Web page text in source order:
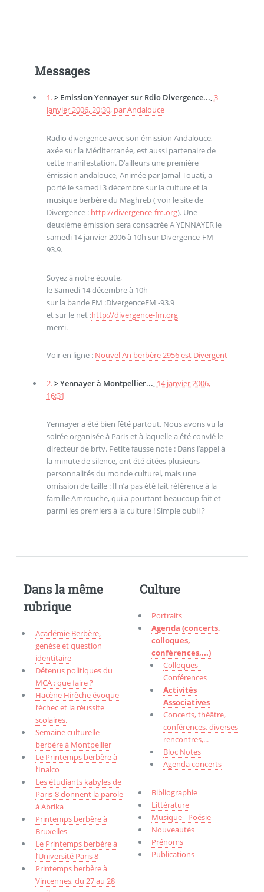
Messages
1.> Emission Yennayer sur Rdio Divergence...,3
janvier 2006, 20:30, parAndalouce
Radio divergence avec son émission Andalouce,
axée sur la Méditerranée, est aussi partenaire de
cette manifestation. D’ailleurs une première
émission andalouce, Animée par Jamal Touati, a
porté le samedi 3 décembre sur la culture et la
musique berbère du Maghreb ( voir le site de
Divergence : http://divergence-fm.org). Une
deuxième émission sera consacrée A YENNAYER le
samedi 14 janvier 2006 à 10h sur Divergence-FM
93.9.
Soyez à notre écoute,
le Samedi 14 décembre à 10h
sur la bande FM :DivergenceFM -93.9
et sur le net :http://divergence-fm.org
merci.
Voir en ligne : Nouvel An berbère 2956 est Divergent
2.> Yennayer à Montpellier..., 14 janvier 2006,
16:31
Yennayer a été bien fêté partout. Nous avons vu la
soirée organisée à Paris et à laquelle a été convié le
directeur de brtv. Petite fausse note : Dans l’appel à
la minute de silence, ont été citées plusieurs
personnalités du monde culturel, mais une
omission de taille : Il n’a pas été fait référence à la
famille Amrouche, qui a pourtant beaucoup fait et
parmi les premiers à la culture ! Simple oubli ?
Dans la même
rubrique
Académie Berbère,
genèse et question
identitaire
Détenus politiques du
MCA : que faire ?
Hacène Hirèche évoque
l’échec et la réussite
scolaires.
Semaine culturelle
berbère à Montpellier
Le Printemps berbère à
l’Inalco
Les étudiants kabyles de
Paris-8 donnent la parole
à Abrika
Printemps berbère à
Bruxelles
Le Printemps berbère à
l’Université Paris 8
Printemps berbère à
Vincennes, du 27 au 28
Culture
Portraits
Agenda (concerts,
colloques,
confèrences,...)
Colloques -
Conférences
Activités
Associatives
Concerts, théâtre,
conférences, diverses
rencontres,...
Bloc Notes
Agenda concerts
Bibliographie
Littérature
Musique - Poésie
Nouveautés
Prénoms
Publications